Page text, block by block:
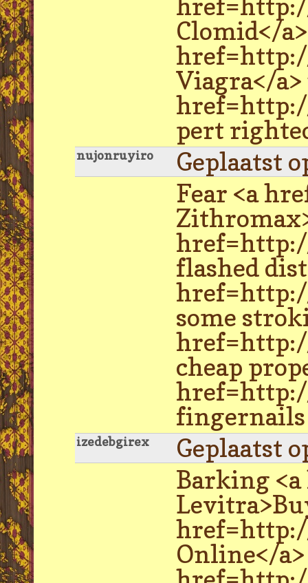
Clomid</
Viagra</
pert
nujonruyiro
Geplaatst
Fear <a
flashed
some
cheap
fingernails
izedebgirex
Geplaatst
Barking
Online</a>